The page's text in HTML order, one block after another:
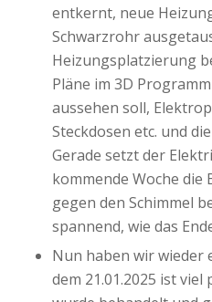
entkernt, neue
Schwarzrohr
Heizungsplatzierung
Pläne im 3D
aussehen soll,
Steckdosen etc. und
Gerade setzt der
kommende Woche die
gegen den Schimmel
spannend, wie das
Nun haben wir wieder
dem 21.01.2025 ist viel